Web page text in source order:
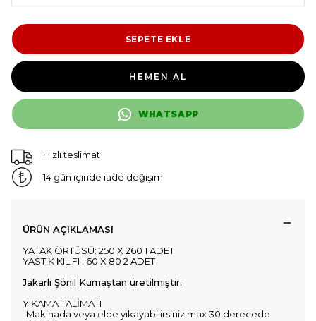
SEPETE EKLE
HEMEN AL
WHATSAPP
Hızlı teslimat
14 gün içinde iade değişim
ÜRÜN AÇIKLAMASI
YATAK ÖRTÜSÜ: 250 X 260 1 ADET
YASTIK KILIFI : 60 X 80 2 ADET
Jakarlı Şönil Kumaştan üretilmiştir.
YIKAMA TALİMATI
-Makinada veya elde yıkayabilirsiniz max 30 derecede